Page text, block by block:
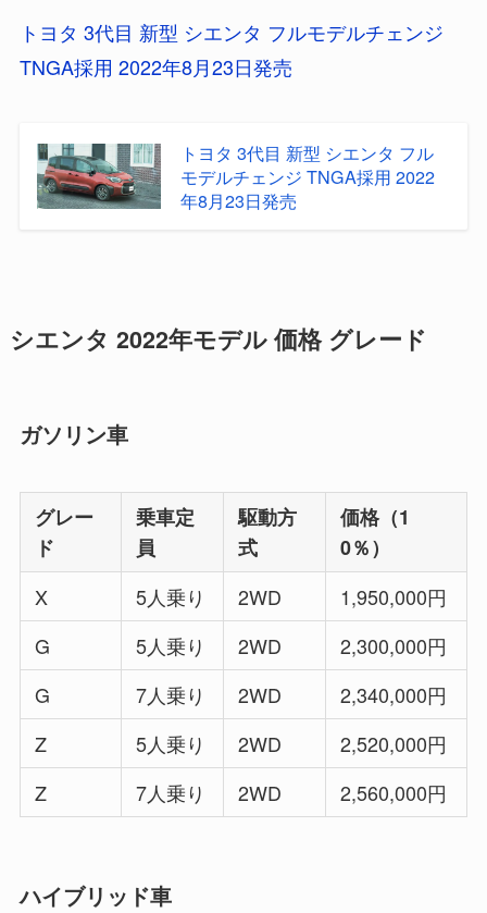
トヨタ 3代目 新型 シエンタ フルモデルチェンジ
TNGA採用 2022年8月23日発売
トヨタ 3代目 新型 シエンタ フル
モデルチェンジ TNGA採用 2022
年8月23日発売
シエンタ 2022年モデル 価格 グレード
ガソリン車
グレー
ド
乗車定
員
駆動方
式
価格（1
0％）
X
5人乗り 2WD
1,950,000円
G
5人乗り 2WD
2,300,000円
G
7人乗り 2WD
2,340,000円
Z
5人乗り 2WD
2,520,000円
Z
7人乗り 2WD 2,560,000円
ハイブリッド車